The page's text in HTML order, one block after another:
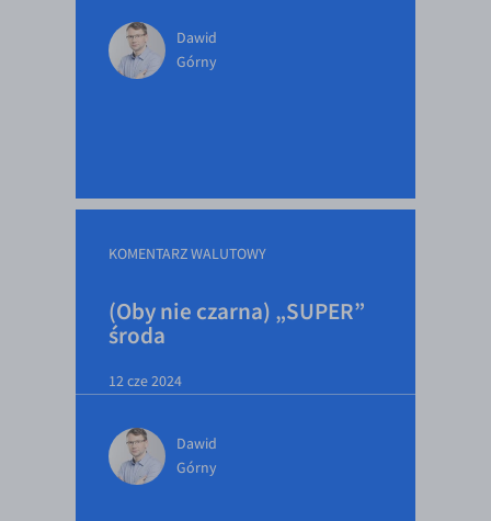
Dawid
Górny
KOMENTARZ WALUTOWY
(Oby nie czarna) „SUPER”
środa
12 cze 2024
Dawid
Górny